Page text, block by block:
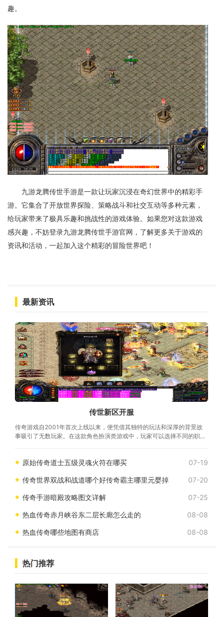
趣。
九游龙腾传世手游是一款让玩家沉浸在奇幻世界中的精彩手
游。它集合了开放世界探险、策略战斗和社交互动等多种元素，
给玩家带来了极具乐趣和挑战性的游戏体验。如果您对这款游戏
感兴趣，不妨登录九游龙腾传世手游官网，了解更多关于游戏的
资讯和活动，一起加入这个精彩的冒险世界吧！
最新资讯
传世新区开服
传奇游戏自2001年首次上线以来，便凭借其独特的玩法和深厚的背景故
事吸引了无数玩家。在这款角色扮演类游戏中，玩家可以选择不同的职
原始传奇道士五级灵魂火符在哪买 07-19
传奇世界双战和战道哪个好传奇霸主哪里元婴掉 07-20
传奇手游暗殿攻略图文详解 07-25
热血传奇赤月峡谷东二层长廊怎么走的 08-08
热血传奇哪些地图有商店 08-08
热门推荐